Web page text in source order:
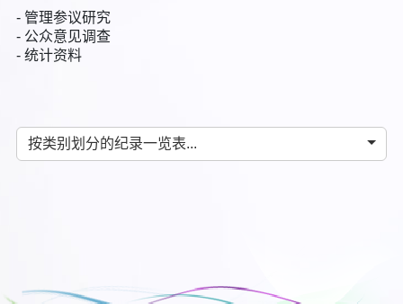
- 管理参议研究
- 公众意见调查
- 统计资料
按类别划分的纪录一览表...